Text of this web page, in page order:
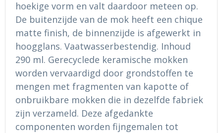
Ondergoed en Sokken
Regenkleding
Gereedschap
Schoenen
Hoofdbescherming
Gehoorbescherming
Sokken en Nachtkleding
Regenkleding
Schoenen
Gilets
hoekige vorm en valt daardoor meteen op.
De buitenzijde van de mok heeft een chique
matte finish, de binnenzijde is afgewerkt in
hoogglans. Vaatwasserbestendig. Inhoud
290 ml. Gerecyclede keramische mokken
worden vervaardigd door grondstoffen te
mengen met fragmenten van kapotte of
onbruikbare mokken die in dezelfde fabriek
zijn verzameld. Deze afgedankte
componenten worden fijngemalen tot